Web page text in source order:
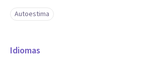
Autoestima
Idiomas